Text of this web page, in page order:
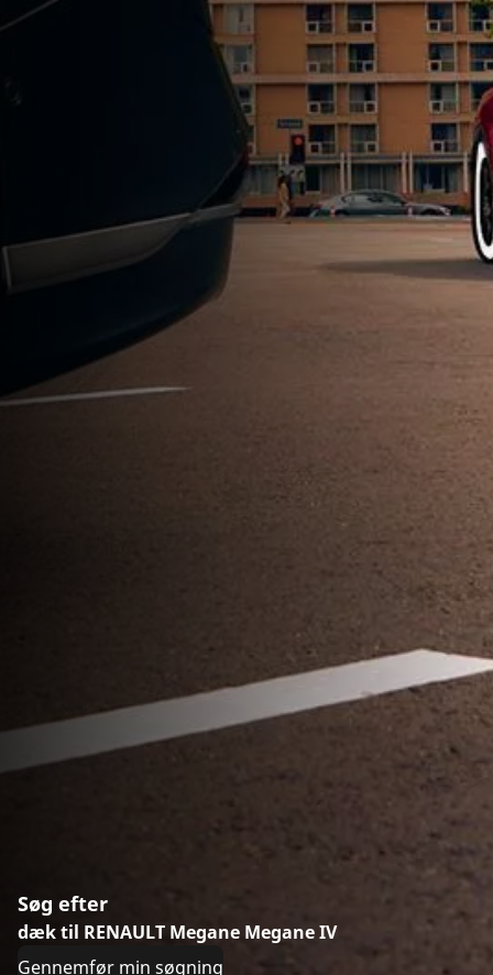
Søg efter
dæk til RENAULT Megane Megane IV
Gennemfør min søgning